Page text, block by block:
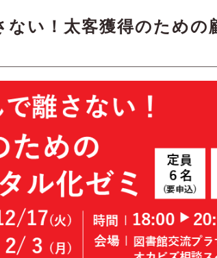
い！太客獲得のための